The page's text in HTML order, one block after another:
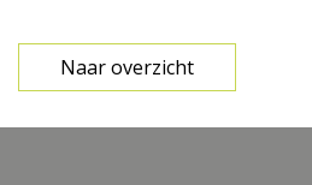
Naar overzicht